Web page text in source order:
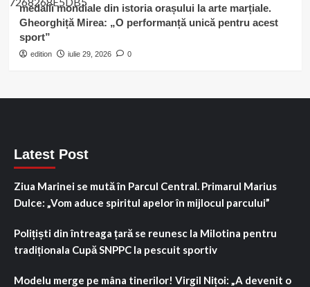
medalii mondiale din istoria orașului la arte marțiale.
Gheorghiță Mirea: „O performanță unică pentru acest
sport”
edition iulie 29, 2026 0
Latest Post
Ziua Marinei se mută în Parcul Central. Primarul Marius
Dulce: „Vom aduce spiritul apelor în mijlocul parcului”
Polițiști din întreaga țară se reunesc la Milotina pentru
tradiționala Cupă SNPPC la pescuit sportiv
Modelu merge pe mâna tinerilor! Virgil Nițoi: „A devenit o